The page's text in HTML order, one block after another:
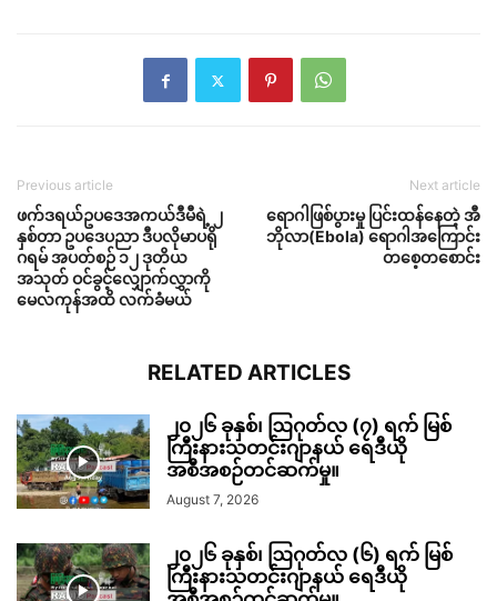
Previous article
ဖက်ဒရယ်ဥပဒေအကယ်ဒီမီရဲ့ ၂
နှစ်တာ ဥပဒေပညာ ဒီပလိုမာပရို
ဂရမ် အပတ်စဉ် ၁၂ ဒုတိယ
အသုတ် ဝင်ခွင့်လျှောက်လွှာကို
မေလကုန်အထိ လက်ခံမယ်
Next article
ရောဂါဖြစ်ပွားမှု ပြင်းထန်နေတဲ့ အီ
ဘိုလာ(Ebola) ရောဂါအကြောင်း
တစေ့တစောင်း
RELATED ARTICLES
၂၀၂၆ ခုနှစ်၊ ဩဂုတ်လ (၇) ရက် မြစ်
ကြီးနားသတင်းဂျာနယ် ရေဒီယို
အစီအစဉ်တင်ဆက်မှု။
August 7, 2026
၂၀၂၆ ခုနှစ်၊ ဩဂုတ်လ (၆) ရက် မြစ်
ကြီးနားသတင်းဂျာနယ် ရေဒီယို